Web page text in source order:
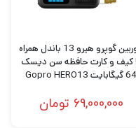
دوربین گوپرو هیرو 13 باندل همراه
کیف و کارت حافظه سن دیسک
64 گیگابایت Gopro HERO13
SanDisk 64GB Extreme
69,000,000 تومان